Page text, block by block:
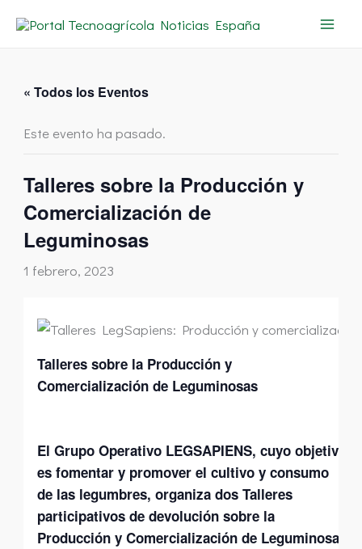
« Todos los Eventos
Este evento ha pasado.
Talleres sobre la Producción y
Comercialización de
Leguminosas
1 febrero, 2023
Talleres sobre la Produccióny
Comercialización de Leguminosas
El Grupo Operativo LEGSAPIENS,cuyo objetivo
es fomentar y promover el cultivo y consumo
de las legumbres, organiza dos Talleres
participativos de devolución sobre la
Producción y Comercialización de Leguminosas